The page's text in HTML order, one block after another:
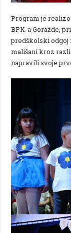
Program je
BPK-a Goražde,
predškolski odgoj
mališani kroz
napravili svoje